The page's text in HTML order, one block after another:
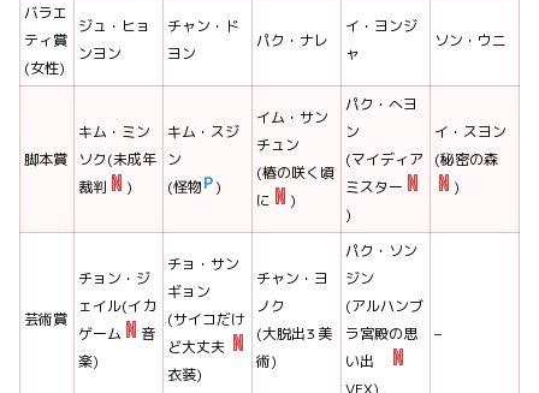
バラエ
ティ賞
(女性)
ジュ・ヒョ
ンヨン
チャン・ド
ヨン
パク・ナレ
イ・ヨンジ
ャ
ソン・ウニ
脚本賞
キム・ミン
ソク(未成年
裁判
)
キム・スジ
ン
(怪物
)
イム・サン
チュン
(椿の咲く頃
に
)
パク・へヨ
ン
(マイディア
ミスター
)
イ・スヨン
(秘密の森
)
芸術賞
チョン・ジ
ェイル(イカ
ゲーム
音
楽)
チョ・サン
ギョン
(サイコだけ
ど大丈夫
衣装)
チャン・ヨ
ノク
(大脱出3 美
術)
パク・ソン
ジン
(アルハンブ
ラ宮殿の思
い出
VFX)
–